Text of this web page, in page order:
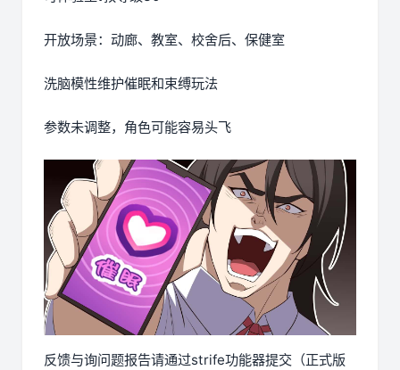
开放场景：动廊、教室、校舍后、保健室
洗脑模性维护催眠和束缚玩法
参数未调整，角色可能容易头飞
反馈与询问题报告请通过strife功能器提交（正式版